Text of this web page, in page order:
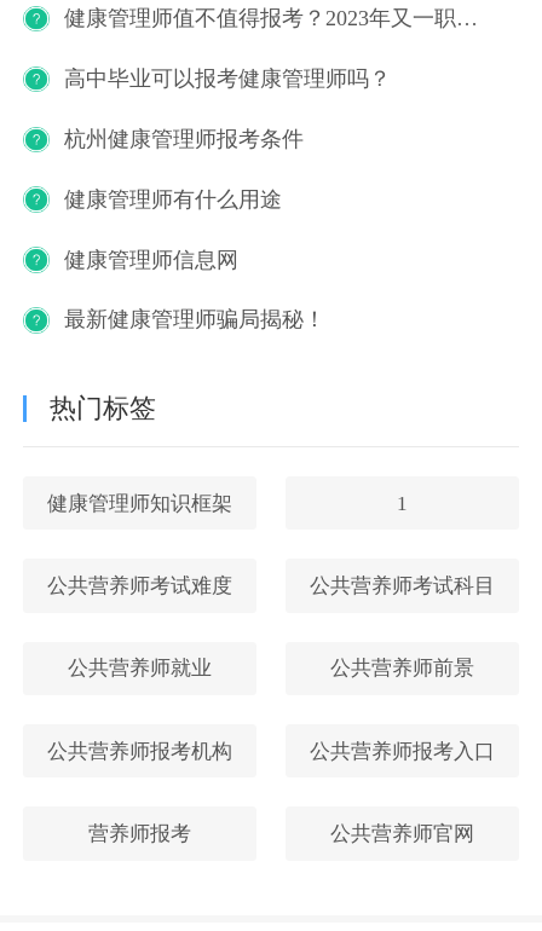
健康管理师值不值得报考？2023年又一职业技能等级证书重磅人才政策发布！
高中毕业可以报考健康管理师吗？
杭州健康管理师报考条件
健康管理师有什么用途
健康管理师信息网
最新健康管理师骗局揭秘！
热门标签
健康管理师知识框架 1
公共营养师考试难度 公共营养师考试科目
公共营养师就业 公共营养师前景
公共营养师报考机构 公共营养师报考入口
营养师报考 公共营养师官网